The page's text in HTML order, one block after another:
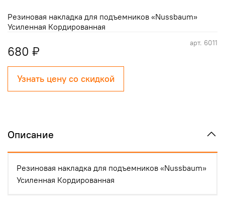
арт. 6011
680 ₽
Узнать цену со скидкой
Резиновая накладка для подъемников «Nussbaum»
Усиленная Кордированная
Описание
Резиновая накладка для подъемников «Nussbaum»
Усиленная Кордированная